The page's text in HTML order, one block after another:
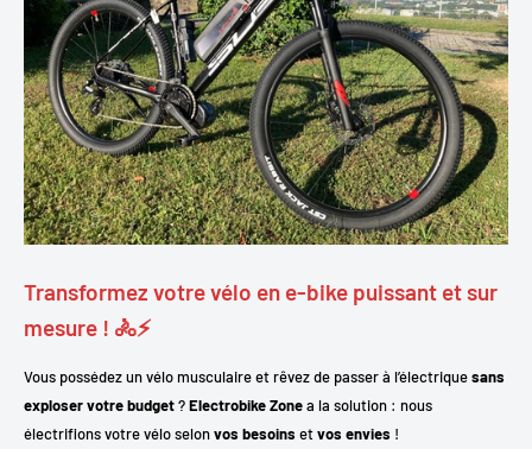
Transformez votre vélo en e-bike puissant et sur
mesure ! 🚴⚡
Vous possédez un vélo musculaire et rêvez de passer à l’électriquesans
exploser votre budget?Electrobike Zonea la solution : nous
électrifions votre vélo selonvos besoins etvos envies !